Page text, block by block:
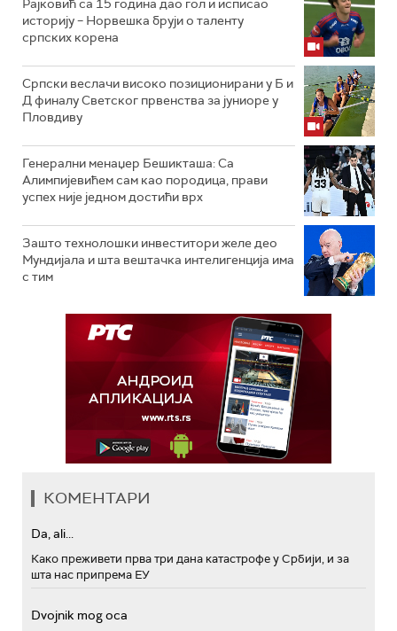
Рајковић са 15 година дао гол и исписао
историју – Норвешка бруји о таленту
српских корена
Српски веслачи високо позиционирани у Б и
Д финалу Светског првенства за јуниоре у
Пловдиву
Генерални менаџер Бешикташа: Са
Алимпијевићем сам као породица, прави
успех није једном достићи врх
Зашто технолошки инвеститори желе део
Мундијала и шта вештачка интелигенција има
с тим
КОМЕНТАРИ
Da, ali...
Како преживети прва три дана катастрофе у Србији, и за
шта нас припрема ЕУ
Dvojnik mog oca